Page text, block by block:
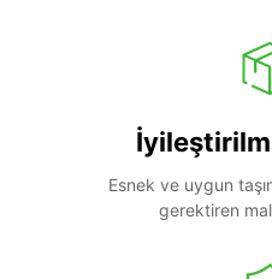
Esnek ve uygun
gerektiren